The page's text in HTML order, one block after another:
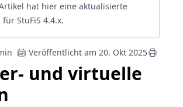
hat hier eine aktualisierte
für StuFiS 4.4.x.
Veröffentlicht am 20. Okt 2025
und virtuelle